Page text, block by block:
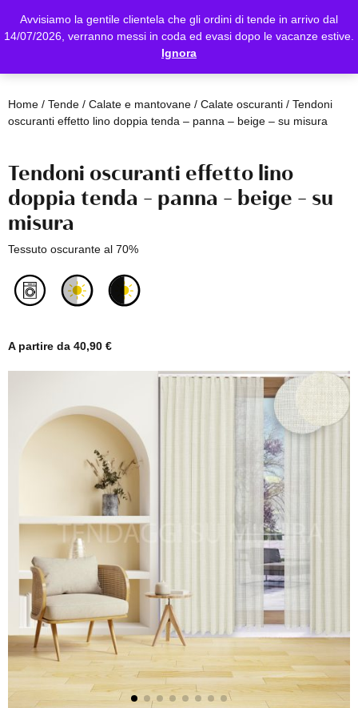
Avvisiamo la gentile clientela che gli ordini di tende in arrivo dal
14/07/2026, verranno messi in coda ed evasi dopo le vacanze estive.
Ignora
Home/ Tende/ Calate e mantovane/ Calate oscuranti/ Tendoni
oscuranti effetto lino doppia tenda – panna – beige – su misura
Tendoni oscuranti effetto lino
doppia tenda – panna – beige – su
misura
Tessuto oscurante al 70%
A partire da 40,90 €